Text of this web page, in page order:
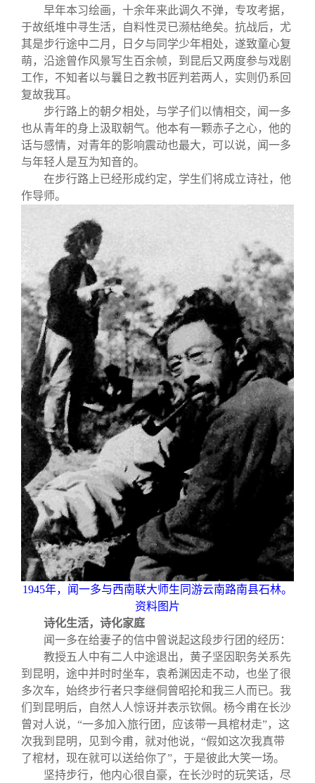
早年本习绘画，十余年来此调久不弹，专攻考据，
于故纸堆中寻生活，自料性灵已濒枯绝矣。抗战后，尤
其是步行途中二月，日夕与同学少年相处，遂致童心复
萌，沿途曾作风景写生百余帧，到昆后又两度参与戏剧
工作，不知者以与曩日之教书匠判若两人，实则仍系回
复故我耳。
步行路上的朝夕相处，与学子们以情相交，闻一多
也从青年的身上汲取朝气。他本有一颗赤子之心，他的
话与感情，对青年的影响震动也最大，可以说，闻一多
与年轻人是互为知音的。
在步行路上已经形成约定，学生们将成立诗社，他
作导师。
1945年，闻一多与西南联大师生同游云南路南县石林。
资料图片
诗化生活，诗化家庭
闻一多在给妻子的信中曾说起这段步行团的经历：
教授五人中有二人中途退出，黄子坚因职务关系先
到昆明，途中并时时坐车，袁希渊因走不动，也坐了很
多次车，始终步行者只李继侗曾昭抡和我三人而已。我
们到昆明后，自然人人惊讶并表示钦佩。杨今甫在长沙
曾对人说，“一多加入旅行团，应该带一具棺材走”，这
次我到昆明，见到今甫，就对他说，“假如这次我真带
了棺材，现在就可以送给你了”，于是彼此大笑一场。
坚持步行，他内心很自豪，在长沙时的玩笑话，尽